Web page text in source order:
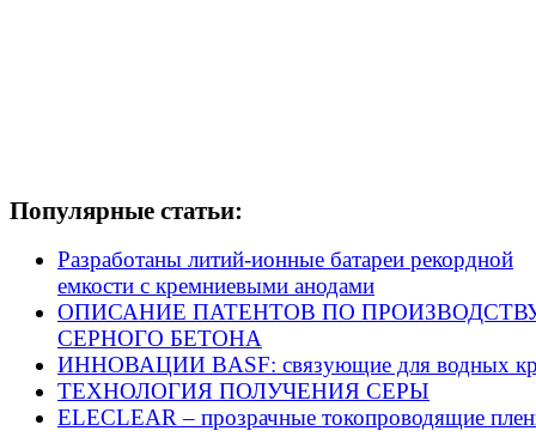
Популярные статьи:
Разработаны литий-ионные батареи рекордной
емкости с кремниевыми анодами
ОПИСАНИЕ ПАТЕНТОВ ПО
СЕРНОГО БЕТОНА
ИННОВАЦИИ BASF: связующие для водных
ТЕХНОЛОГИЯ ПОЛУЧЕНИЯ СЕРЫ
ELECLEAR – прозрачные токопроводящие